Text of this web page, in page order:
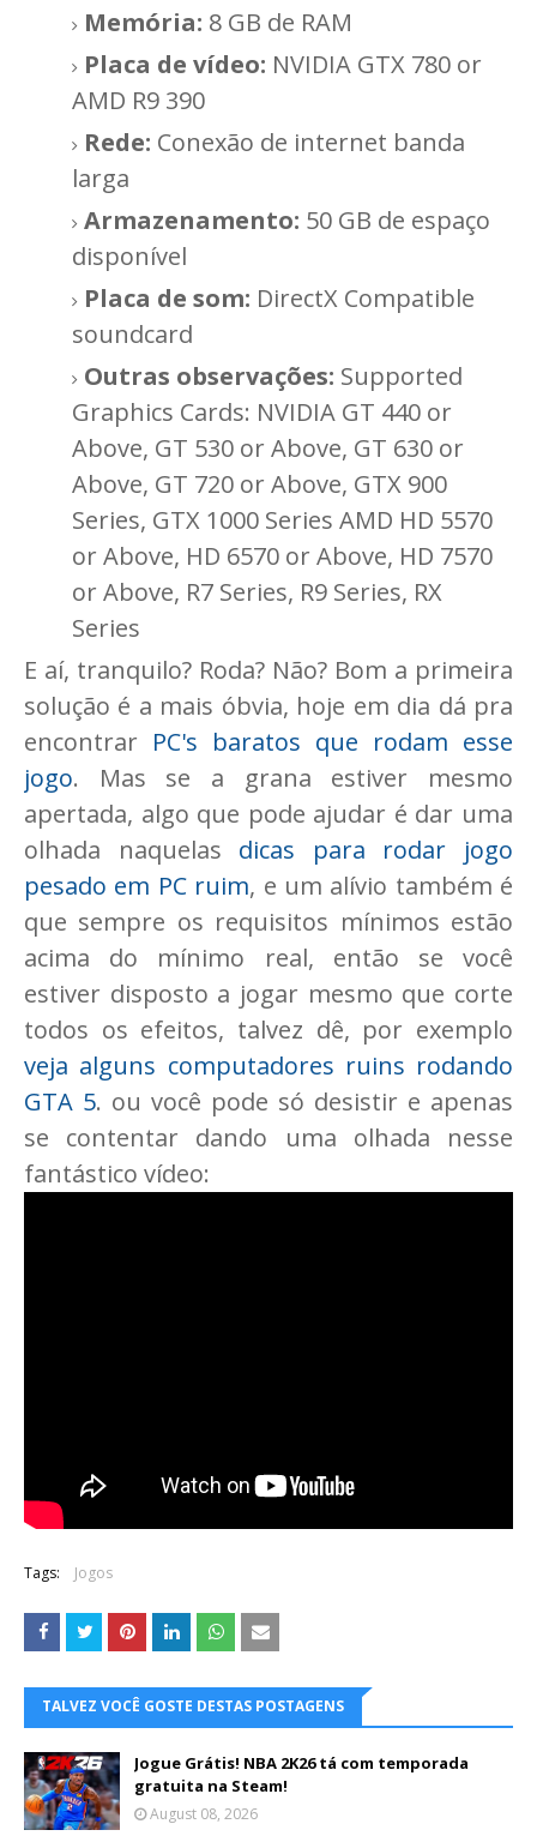
Memória: 8 GB de RAM
Placa de vídeo: NVIDIA GTX 780 or
AMD R9 390
Rede: Conexão de internet banda
larga
Armazenamento: 50 GB de espaço
disponível
Placa de som: DirectX Compatible
soundcard
Outras observações: Supported
Graphics Cards: NVIDIA GT 440 or
Above, GT 530 or Above, GT 630 or
Above, GT 720 or Above, GTX 900
Series, GTX 1000 Series AMD HD 5570
or Above, HD 6570 or Above, HD 7570
or Above, R7 Series, R9 Series, RX
Series
E aí, tranquilo? Roda? Não? Bom a primeira
solução é a mais óbvia, hoje em dia dá pra
encontrar PC's baratos que rodam esse
jogo. Mas se a grana estiver mesmo
apertada, algo que pode ajudar é dar uma
olhada naquelas dicas para rodar jogo
pesado em PC ruim, e um alívio também é
que sempre os requisitos mínimos estão
acima do mínimo real, então se você
estiver disposto a jogar mesmo que corte
todos os efeitos, talvez dê, por exemplo
veja alguns computadores ruins rodando
GTA 5. ou você pode só desistir e apenas
se contentar dando uma olhada nesse
fantástico vídeo:
Tags: Jogos
TALVEZ VOCÊ GOSTE DESTAS POSTAGENS
Jogue Grátis! NBA 2K26 tá com temporada
gratuita na Steam!
August 08, 2026